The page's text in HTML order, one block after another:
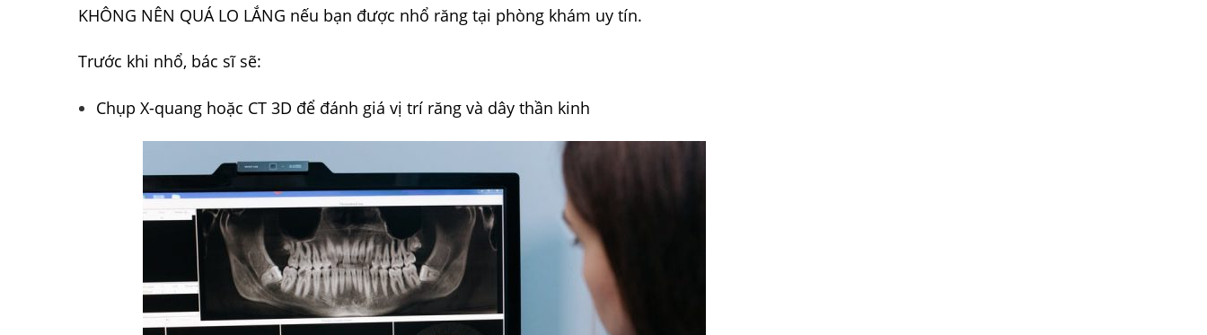
KHÔNG NÊN QUÁ LO LẮNG nếu bạn được nhổ răng tại phòng khám uy tín.
Trước khi nhổ, bác sĩ sẽ:
Chụp X-quang hoặc CT 3D để đánh giá vị trí răng và dây thần kinh